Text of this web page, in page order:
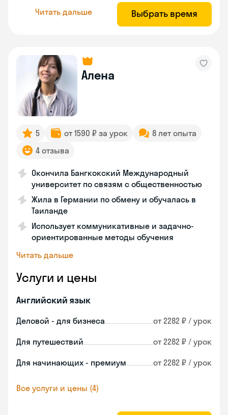
Читать дальше Выбрать время
Алена
5 от 1590 ₽ за урок
8 лет опыта
4 отзыва
Окончила Бангкокский Международный
университет по связям с общественностью
Жила в Германии по обмену и обучалась в
Таиланде
Использует коммуникативные и задачно-
ориентированные методы обучения
Читать дальше
Услуги и цены
Английский язык
Деловой - для бизнеса от 2282 ₽ / урок
Для путешествий от 2282 ₽ / урок
Для начинающих - премиум от 2282 ₽ / урок
Все услуги и цены (4)